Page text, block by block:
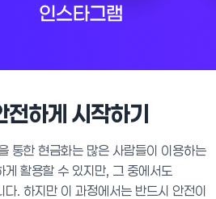
전하게 시작하기
통한 현금화는 많은 사람들이 이용하는
게 활용할 수 있지만, 그 중에서도
. 하지만 이 과정에서는 반드시 안전이